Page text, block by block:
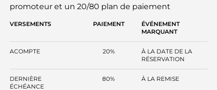
promoteur et un 20/80 plan de paiement
VERSEMENTS PAIEMENT
ÉVÉNEMENT
MARQUANT
ACOMPTE 20%
À LA DATE DE LA
RÉSERVATION
DERNIÈRE
ÉCHÉANCE
80% À LA REMISE